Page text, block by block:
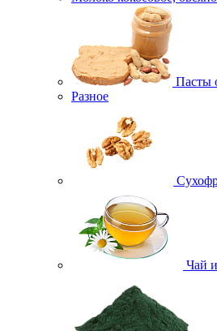
Пасты
Разное
Чай